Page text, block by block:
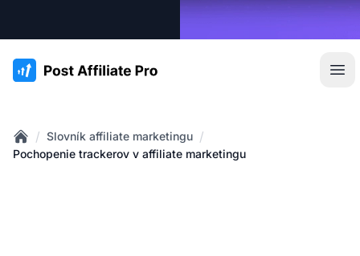
:site.title
Home
/ Slovník affiliate marketingu /
Pochopenie trackerov v affiliate marketingu